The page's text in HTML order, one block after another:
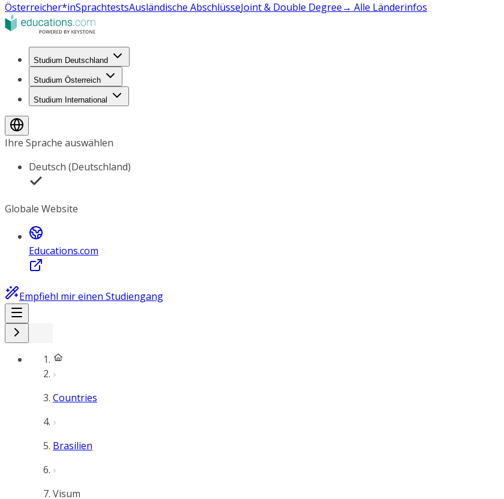
Österreicher*inSprachtestsAusländische AbschlüsseJoint & Double Degree→ Alle Länderinfos
Studium Deutschland
Studium Österreich
Studium International
Ihre Sprache auswählen
Deutsch (Deutschland)
Globale Website
Educations.com
Empfiehl mir einen Studiengang
Countries
Brasilien
Visum